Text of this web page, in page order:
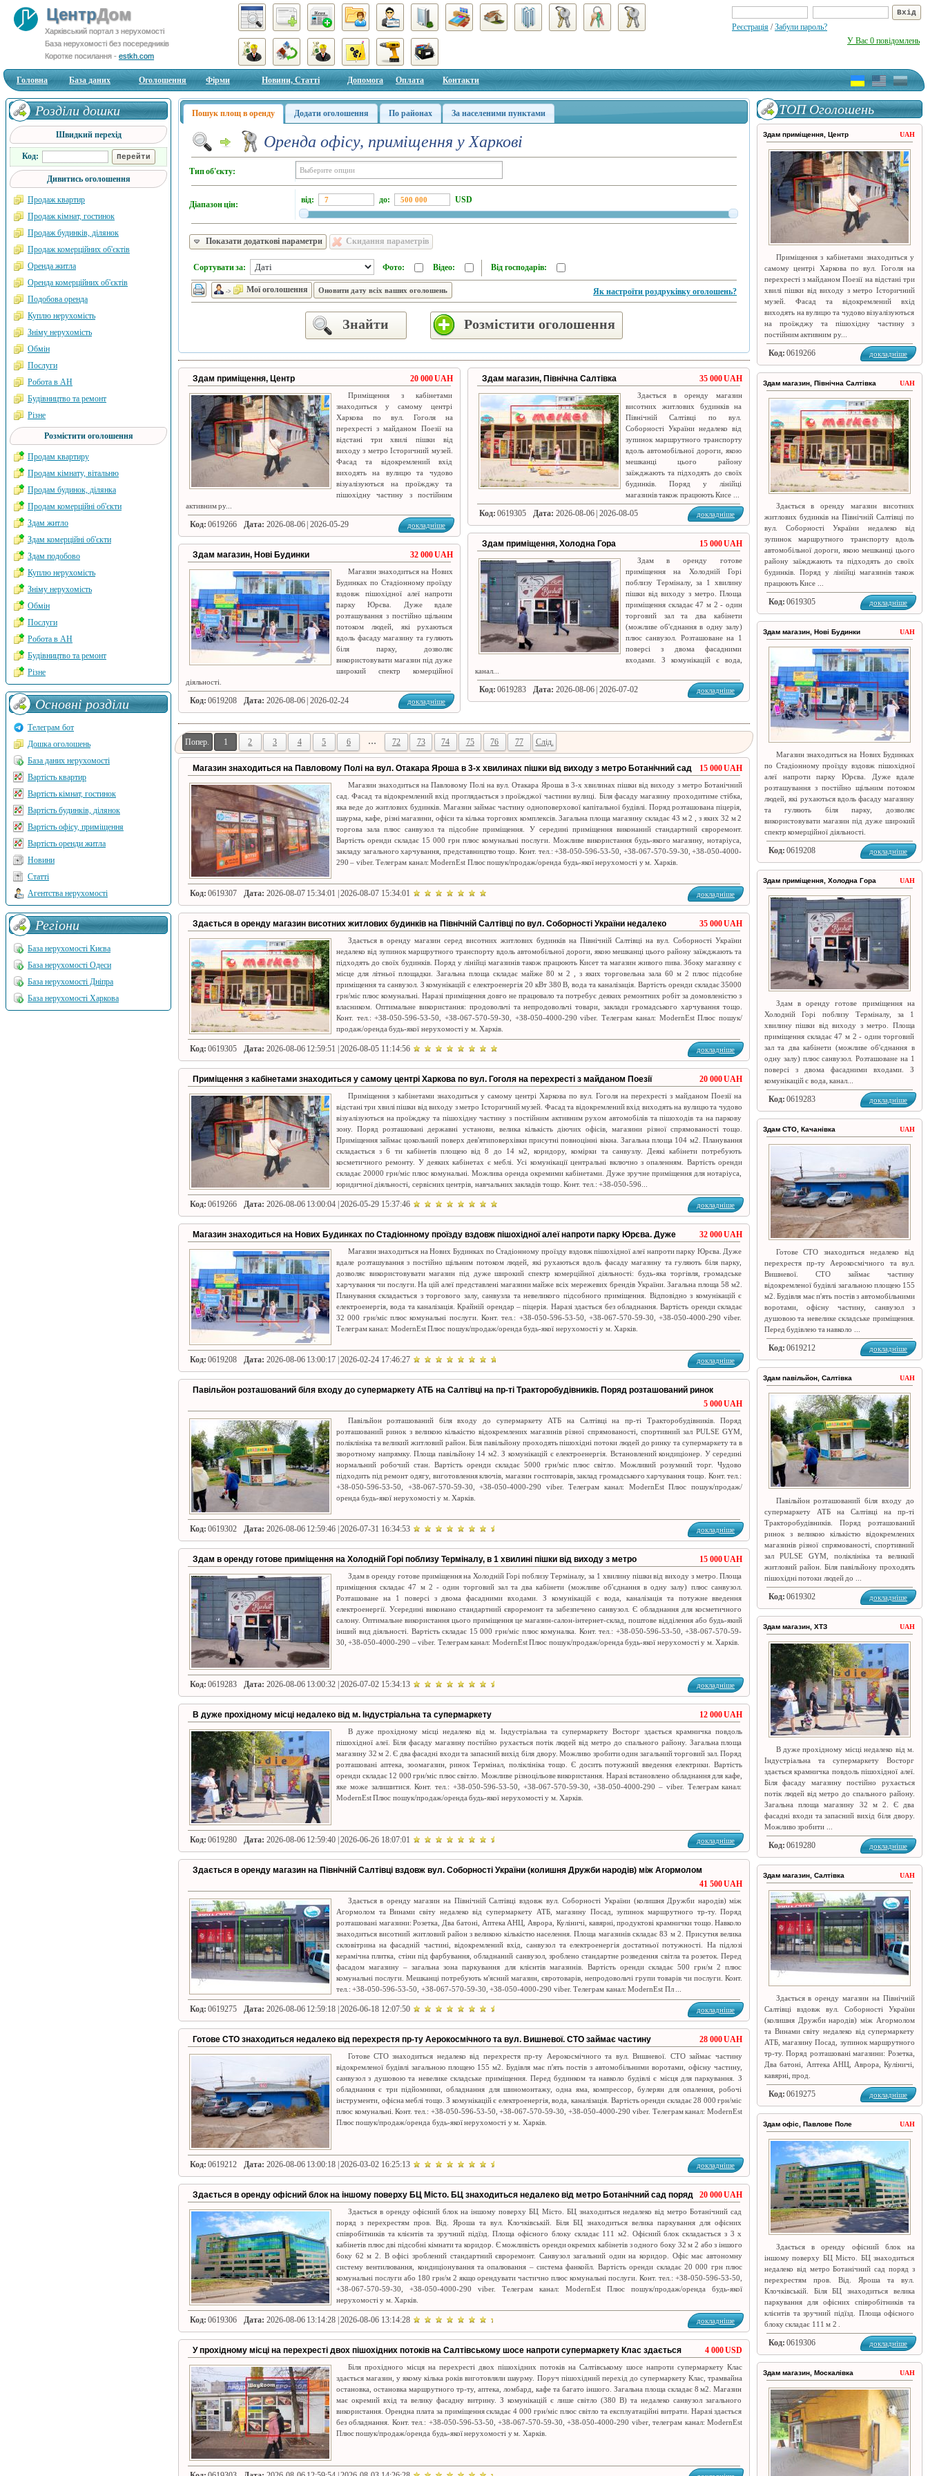
ЦентрДом
Харківський портал з нерухомості
База нерухомості без посередників
Коротке посилання - estkh.com
Реєстрація /Забули пароль?
У Вас 0 повідомлень
Головна База даних Оголошення Фірми Новини, Статті Допомога Оплата Контакти
Пошук площ в оренду Додати оголошення По районах За населеними пунктами
Оренда офісу, приміщення у Харкові
Тип об'єкту:
Діапазон цін: від: до: USD
Показати додаткові параметри Скидання параметрів
Сортувати за: Фото: Відео: Від господарів:
-> Мої оголошення Як настроїти роздруківку оголошень?
Розмістити оголошення
Знайти
Здам магазин, Північна Салтівка 35 000 UAH
Здається в оренду магазин
висотних житлових будинків на
Північній Салтівці по вул.
Соборності України недалеко від
зупинок маршрутного транспорту
вдоль автомобільної дороги, якою
мешканці цього району
заїжджають та підходять до своїх
будинків. Поряд у лінійці
магазинів також працюють Кисе ...
Код: 0619305 Дата: 2026-08-06 | 2026-08-05 докладніше
Здам приміщення, Холодна Гора 15 000 UAH
Здам в оренду готове
приміщення на Холодній Горі
поблизу Терміналу, за 1 хвилину
пішки від виходу з метро. Площа
приміщення складає 47 м 2 - один
торговий зал та два кабінети
(можливе об'єднання в одну залу)
плюс санвузол. Розташоване на 1
поверсі з двома фасадними
входами. З комунікацій є вода,
канал...
Код: 0619283 Дата: 2026-08-06 | 2026-07-02 докладніше
Здам приміщення, Центр 20 000 UAH
Приміщення з кабінетами
знаходиться у самому центрі
Харкова по вул. Гоголя на
перехресті з майданом Поезії на
відстані три хвилі пішки від
виходу з метро Історичний музей.
Фасад та відокремлений вхід
виходять на вулицю та чудово
візуалізуються на проїжджу та
пішохідну частину з постійним
активним ру...
Код: 0619266 Дата: 2026-08-06 | 2026-05-29 докладніше
Здам магазин, Нові Будинки 32 000 UAH
Магазин знаходиться на Нових
Будинках по Стадіонному проїзду
вздовж пішохідної алеї напроти
парку Юрєва. Дуже вдале
розташування з постійно щільним
потоком людей, які рухаються
вдоль фасаду магазину та гуляють
біля парку, дозволяє
використовувати магазин під дуже
широкий спектр комерційної
діяльності.
Код: 0619208 Дата: 2026-08-06 | 2026-02-24 докладніше
Попер. 1 2 3 4 5 6 … 72 73 74 75 76 77 Слід.
Магазин знаходиться на Павловому Полі на вул. Отакара Яроша в 3-х хвилинах пішки від виходу з метро Ботанічний сад 15 000 UAH
Магазин знаходиться на Павловому Полі на вул. Отакара Яроша в 3-х хвилинах пішки від виходу з метро Ботанічний
сад. Фасад та відокремлений вхід проглядається з проїжджої частини вулиці. Біля фасаду магазину проходитиме стібка,
яка веде до житлових будинків. Магазин займає частину одноповерхової капітальної будівлі. Поряд розташована піцерія,
шаурма, кафе, різні магазини, офіси та кілька торгових комплексів. Загальна площа магазину складає 43 м 2 , з яких 32 м 2
торгова зала плюс санвузол та підсобне приміщення. У середині приміщення виконаний стандартний євроремонт.
Вартість оренди складає 15 000 грн плюс комунальні послуги. Можливе використання будь-якого магазину, нотаріуса,
закладу загального харчування, представництво тощо. Конт. тел.: +38-050-596-53-50, +38-067-570-59-30, +38-050-4000-
290 – viber. Телеграм канал: ModernEst Плюс пошук/продаж/оренда будь-якої нерухомості у м. Харків.
Код: 0619307 Дата: 2026-08-07 15:34:01 | 2026-08-07 15:34:01 докладніше
Здається в оренду магазин висотних житлових будинків на Північній Салтівці по вул. Соборності України недалеко 35 000 UAH
Здається в оренду магазин серед висотних житлових будинків на Північній Салтівці на вул. Соборності України
недалеко від зупинок маршрутного транспорту вдоль автомобільної дороги, якою мешканці цього району заїжджають та
підходять до своїх будинків. Поряд у лінійці магазинів також працюють Кисет та магазин живого пива. Збоку магазину є
місце для літньої площадки. Загальна площа складає майже 80 м 2 , з яких торговельна зала 60 м 2 плюс підсобне
приміщення та санвузол. З комунікацій є електроенергія 20 кВт 380 В, вода та каналізація. Вартість оренди складає 35000
грн/міс плюс комунальні. Наразі приміщення довго не працювало та потребує деяких ремонтних робіт за домовленістю з
власником. Оптимальне використання: продовольчі та непродовольчі товари, заклади громадського харчування тощо.
Конт. тел.: +38-050-596-53-50, +38-067-570-59-30, +38-050-4000-290 viber. Телеграм канал: ModernEst Плюс пошук/
продаж/оренда будь-якої нерухомості у м. Харків.
Код: 0619305 Дата: 2026-08-06 12:59:51 | 2026-08-05 11:14:56 докладніше
Приміщення з кабінетами знаходиться у самому центрі Харкова по вул. Гоголя на перехресті з майданом Поезії 20 000 UAH
Приміщення з кабінетами знаходиться у самому центрі Харкова по вул. Гоголя на перехресті з майданом Поезії на
відстані три хвилі пішки від виходу з метро Історичний музей. Фасад та відокремлений вхід виходять на вулицю та чудово
візуалізуються на проїжджу та пішохідну частину з постійним активним рухом автомобілів та пішоходів та на паркову
зону. Поряд розташовані державні установи, велика кількість діючих офісів, магазини різної спрямованості тощо.
Приміщення займає цокольний поверх дев'ятиповерхівки присутні повноцінні вікна. Загальна площа 104 м2. Планування
складається з 6 ти кабінетів площею від 8 до 14 м2, коридору, комірки та санвузлу. Деякі кабінети потребують
косметичного ремонту. У деяких кабінетах є меблі. Усі комунікації центральні включно з опаленням. Вартість оренди
складає 20000 грн/міс плюс комунальні. Можлива оренда окремими кабінетами. Дуже зручне приміщення для нотаріуса,
юридичної діяльності, сервісних центрів, навчальних закладів тощо. Конт. тел.: +38-050-596...
Код: 0619266 Дата: 2026-08-06 13:00:04 | 2026-05-29 15:37:46 докладніше
Магазин знаходиться на Нових Будинках по Стадіонному проїзду вздовж пішохідної алеї напроти парку Юрєва. Дуже 32 000 UAH
Магазин знаходиться на Нових Будинках по Стадіонному проїзду вздовж пішохідної алеї напроти парку Юрєва. Дуже
вдале розташування з постійно щільним потоком людей, які рухаються вдоль фасаду магазину та гуляють біля парку,
дозволяє використовувати магазин під дуже широкий спектр комерційної діяльності: будь-яка торгівля, громадське
харчування чи послуги. На цій алеї представлені магазини майже всіх мережевих брендів України. Загальна площа 58 м2.
Планування складається з торгового залу, санвузла та невеликого підсобного приміщення. Відповідно з комунікацій є
електроенергія, вода та каналізація. Крайній орендар – піцерія. Наразі здається без обладнання. Вартість оренди складає
32 000 грн/міс плюс комунальні послуги. Конт. тел.: +38-050-596-53-50, +38-067-570-59-30, +38-050-4000-290 viber.
Телеграм канал: ModernEst Плюс пошук/продаж/оренда будь-якої нерухомості у м. Харків.
Код: 0619208 Дата: 2026-08-06 13:00:17 | 2026-02-24 17:46:27 докладніше
Павільйон розташований біля входу до супермаркету АТБ на Салтівці на пр-ті Тракторобудівників. Поряд розташований ринок
5 000 UAH
Павільйон розташований біля входу до супермаркету АТБ на Салтівці на пр-ті Тракторобудівників. Поряд
розташований ринок з великою кількістю відокремлених магазинів різної спрямованості, спортивний зал PULSE GYM,
поліклініка та великий житловий район. Біля павільйону проходять пішохідні потоки людей до ринку та супермаркету та в
зворотному напрямку. Площа павільйону 14 м2. З комунікацій є електроенергія. Встановлений кондиціонер. У середині
нормальний робочий стан. Вартість оренди складає 5000 грн/міс плюс світло. Можливий розумний торг. Чудово
підходить під ремонт одягу, виготовлення ключів, магазин госптоварів, заклад громадського харчування тощо. Конт. тел.:
+38-050-596-53-50, +38-067-570-59-30, +38-050-4000-290 viber. Телеграм канал: ModernEst Плюс пошук/продаж/
оренда будь-якої нерухомості у м. Харків.
Код: 0619302 Дата: 2026-08-06 12:59:46 | 2026-07-31 16:34:53 докладніше
Здам в оренду готове приміщення на Холодній Горі поблизу Терміналу, в 1 хвилині пішки від виходу з метро 15 000 UAH
Здам в оренду готове приміщення на Холодній Горі поблизу Терміналу, за 1 хвилину пішки від виходу з метро. Площа
приміщення складає 47 м 2 - один торговий зал та два кабінети (можливе об'єднання в одну залу) плюс санвузол.
Розташоване на 1 поверсі з двома фасадними входами. З комунікацій є вода, каналізація та потужне введення
електроенергії. Усередині виконано стандартний євроремонт та забезпечено санвузол. Є обладнання для косметичного
салону. Оптимальне використання цього приміщення це магазин-салон-інтернет-склад, поштове відділення або будь-який
інший вид діяльності. Вартість складає 15 000 грн/міс плюс комуналка. Конт. тел.: +38-050-596-53-50, +38-067-570-59-
30, +38-050-4000-290 – viber. Телеграм канал: ModernEst Плюс пошук/продаж/оренда будь-якої нерухомості у м. Харків.
Код: 0619283 Дата: 2026-08-06 13:00:32 | 2026-07-02 15:34:13 докладніше
В дуже прохідному місці недалеко від м. Індустріальна та супермаркету 12 000 UAH
В дуже прохідному місці недалеко від м. Індустріальна та супермаркету Восторг здається крамничка повдоль
пішохідної алеї. Біля фасаду магазину постійно рухається потік людей від метро до спального району. Загальна площа
магазину 32 м 2. Є два фасадні входи та запасний вихід біля двору. Можливо зробити один загальний торговий зал. Поряд
розташовані аптека, зоомагазин, ринок Термінал, поліклініка тощо. Є досить потужний введення електрики. Вартість
оренди складає 12 000 грн/міс плюс світло. Можливе різноцільове використання. Наразі встановлено обладнання для кафе,
яке може залишитися. Конт. тел.: +38-050-596-53-50, +38-067-570-59-30, +38-050-4000-290 – viber. Телеграм канал:
ModernEst Плюс пошук/продаж/оренда будь-якої нерухомості у м. Харків.
Код: 0619280 Дата: 2026-08-06 12:59:40 | 2026-06-26 18:07:01 докладніше
Здається в оренду магазин на Північній Салтівці вздовж вул. Соборності України (колишня Дружби народів) між Агормолом
41 500 UAH
Здається в оренду магазин на Північній Салтівці вздовж вул. Соборності України (колишня Дружби народів) між
Агормолом та Винами світу недалеко від супермаркету АТБ, магазину Посад, зупинок маршрутного тр-ту. Поряд
розташовані магазини: Розетка, Два батоні, Аптека АНЦ, Аврора, Куліничі, кавярні, продуктові крамнички тощо. Навколо
знаходиться висотний житловий район з великою кількістю населення. Площа магазинів складає 83 м 2. Присутня велика
скловітрина на фасадній частині, відокремлений вхід, санвузол та електроенергія достатньої потужності. На підлозі
керамічна плитка, стіни під фарбування, обладнаний санвузол, зроблено стандартне розведення світла та розеток. Перед
фасадом магазину – загальна зона паркування для клієнтів магазинів. Вартість оренди складає 500 грн/м 2 плюс
комунальні послуги. Мешканці потребують м'ясний магазин, євротоварів, непродовольчі групи товарів чи послуги. Конт.
тел.: +38-050-596-53-50, +38-067-570-59-30, +38-050-4000-290 viber. Телеграм канал: ModernEst Пл ...
Код: 0619275 Дата: 2026-08-06 12:59:18 | 2026-06-18 12:07:50 докладніше
Готове СТО знаходиться недалеко від перехрестя пр-ту Аерокосмічного та вул. Вишневої. СТО займає частину 28 000 UAH
Готове СТО знаходиться недалеко від перехрестя пр-ту Аерокосмічного та вул. Вишневої. СТО займає частину
відокремленої будівлі загальною площею 155 м2. Будівля має п'ять постів з автомобільними воротами, офісну частину,
санвузол з душовою та невелике складське приміщення. Перед будинком та навколо будівлі є місця для паркування. З
обладнання є три підйомники, обладнання для шиномонтажу, одна яма, компрессор, булерян для опалення, робочі
інструменти, офісна меблі тощо. З комунікацій є електроенергія, вода, каналізація. Вартість оренди складає 28 000 грн/міс
плюс комунальні. Конт. тел.: +38-050-596-53-50, +38-067-570-59-30, +38-050-4000-290 viber. Телеграм канал: ModernEst
Плюс пошук/продаж/оренда будь-якої нерухомості у м. Харків.
Код: 0619212 Дата: 2026-08-06 13:00:18 | 2026-03-02 16:25:13 докладніше
Здається в оренду офісний блок на іншому поверху БЦ Місто. БЦ знаходиться недалеко від метро Ботанічний сад поряд 20 000 UAH
Здається в оренду офісний блок на іншому поверху БЦ Місто. БЦ знаходиться недалеко від метро Ботанічний сад
поряд з перехрестям пров. Від. Яроша та вул. Клочківській. Біля БЦ знаходиться велика паркування для офісних
співробітників та клієнтів та зручний підїзд. Площа офісного блоку складає 111 м2. Офісний блок складається з 3 х
кабінетів плюс дві підсобні кімнати та коридор. Є можливість оренди окремих кабінетів з одного боку 32 м 2 або з іншого
боку 62 м 2. В офісі зроблений стандартний євроремонт. Санвузол загальний один на коридор. Офіс має автономну
систему вентилювання, кондиціонування та опалювання – система фанкойл. Вартість оренди складає 20 000 грн плюс
комунальні послуги або 180 грн/м 2 якщо орендувати частично плюс комунальні послуги. Конт. тел.: +38-050-596-53-50,
+38-067-570-59-30, +38-050-4000-290 viber. Телеграм канал: ModernEst Плюс пошук/продаж/оренда будь-якої
нерухомості у м. Харків.
Код: 0619306 Дата: 2026-08-06 13:14:28 | 2026-08-06 13:14:28 докладніше
У прохідному місці на перехресті двох пішохідних потоків на Салтівському шосе напроти супермаркету Клас здається 4 000 USD
Біля прохідного місця на перехресті двох пішохідних потоків на Салтівському шосе напроти супермаркету Клас
здається магазин, у якому кілька років виготовляли шаурму. Поруч пішохідний перехід до супермаркету Клас, трамвайна
остановка, остановка маршрутного тр-ту, аптека, ломбард, кафе та багато іншого. Загальна площа складає 8 м2. Магазин
має окремий вхід та велику фасадну витрину. З комунікацій є лише світло (380 В) та недалеко санвузол загального
використання. Орендна плата за приміщення складає 4 000 грн/міс плюс світло та експлуатаційні витрати. Наразі здається
без обладнання. Конт. тел.: +38-050-596-53-50, +38-067-570-59-30, +38-050-4000-290 viber, телеграм канал: ModernEst
Плюс пошук/продаж/оренда будь-якої нерухомості у м. Харків.
Розділи дошки
Швидкий перехід
Код:
Дивитись оголошення
Продаж квартир
Продаж кімнат, гостинок
Продаж будинків, ділянок
Продаж комерційних об'єктів
Оренда житла
Оренда комерційних об'єктів
Подобова оренда
Куплю нерухомість
Зніму нерухомість
Обмін
Послуги
Робота в АН
Будівництво та ремонт
Різне
Розмістити оголошення
Продам квартиру
Продам кімнату, вітальню
Продам будинок, ділянка
Продам комерційні об'єкти
Здам житло
Здам комерційні об'єкти
Здам подобово
Куплю нерухомість
Зніму нерухомість
Обмін
Послуги
Робота в АН
Будівництво та ремонт
Різне
Основні розділи
Телеграм бот
Дошка оголошень
База даних нерухомості
Вартість квартир
Вартість кімнат, гостинок
Вартість будинків, ділянок
Вартість офісу, приміщення
Вартість оренди житла
Новини
Статті
Агентства нерухомості
Регіони
База нерухомості Києва
База нерухомості Одеси
База нерухомості Дніпра
База нерухомості Харкова
ТОП Оголошень
Здам приміщення, Центр UAH
Приміщення з кабінетами знаходиться у
самому центрі Харкова по вул. Гоголя на
перехресті з майданом Поезії на відстані три
хвилі пішки від виходу з метро Історичний
музей. Фасад та відокремлений вхід
виходять на вулицю та чудово візуалізуються
на проїжджу та пішохідну частину з
постійним активним ру...
Код: 0619266 докладніше
Здам магазин, Північна Салтівка UAH
Здається в оренду магазин висотних
житлових будинків на Північній Салтівці по
вул. Соборності України недалеко від
зупинок маршрутного транспорту вдоль
автомобільної дороги, якою мешканці цього
району заїжджають та підходять до своїх
будинків. Поряд у лінійці магазинів також
працюють Кисе ...
Код: 0619305 докладніше
Здам магазин, Нові Будинки UAH
Магазин знаходиться на Нових Будинках
по Стадіонному проїзду вздовж пішохідної
алеї напроти парку Юрєва. Дуже вдале
розташування з постійно щільним потоком
людей, які рухаються вдоль фасаду магазину
та гуляють біля парку, дозволяє
використовувати магазин під дуже широкий
спектр комерційної діяльності.
Код: 0619208 докладніше
Здам приміщення, Холодна Гора UAH
Здам в оренду готове приміщення на
Холодній Горі поблизу Терміналу, за 1
хвилину пішки від виходу з метро. Площа
приміщення складає 47 м 2 - один торговий
зал та два кабінети (можливе об'єднання в
одну залу) плюс санвузол. Розташоване на 1
поверсі з двома фасадними входами. З
комунікацій є вода, канал...
Код: 0619283 докладніше
Здам СТО, Качанівка UAH
Готове СТО знаходиться недалеко від
перехрестя пр-ту Аерокосмічного та вул.
Вишневої. СТО займає частину
відокремленої будівлі загальною площею 155
м2. Будівля має п'ять постів з автомобільними
воротами, офісну частину, санвузол з
душовою та невелике складське приміщення.
Перед будівлею та навколо ...
Код: 0619212 докладніше
Здам павільйон, Салтівка UAH
Павільйон розташований біля входу до
супермаркету АТБ на Салтівці на пр-ті
Тракторобудівників. Поряд розташований
ринок з великою кількістю відокремлених
магазинів різної спрямованості, спортивний
зал PULSE GYM, поліклініка та великий
житловий район. Біля павільйону проходять
пішохідні потоки людей до ...
Код: 0619302 докладніше
Здам магазин, ХТЗ UAH
В дуже прохідному місці недалеко від м.
Індустріальна та супермаркету Восторг
здається крамничка повдоль пішохідної алеї.
Біля фасаду магазину постійно рухається
потік людей від метро до спального району.
Загальна площа магазину 32 м 2. Є два
фасадні входи та запасний вихід біля двору.
Можливо зробити ...
Код: 0619280 докладніше
Здам магазин, Салтівка UAH
Здається в оренду магазин на Північній
Салтівці вздовж вул. Соборності України
(колишня Дружби народів) між Агормолом
та Винами світу недалеко від супермаркету
АТБ, магазину Посад, зупинок маршрутного
тр-ту. Поряд розташовані магазини: Розетка,
Два батоні, Аптека АНЦ, Аврора, Куліничі,
кавярні, прод.
Код: 0619275 докладніше
Здам офіс, Павлове Поле UAH
Здається в оренду офісний блок на
іншому поверху БЦ Місто. БЦ знаходиться
недалеко від метро Ботанічний сад поряд з
перехрестям пров. Від. Яроша та вул.
Клочківській. Біля БЦ знаходиться велика
паркування для офісних співробітників та
клієнтів та зручний підїзд. Площа офісного
блоку складає 111 м 2 .
Код: 0619306 докладніше
Здам магазин, Москалівка UAH